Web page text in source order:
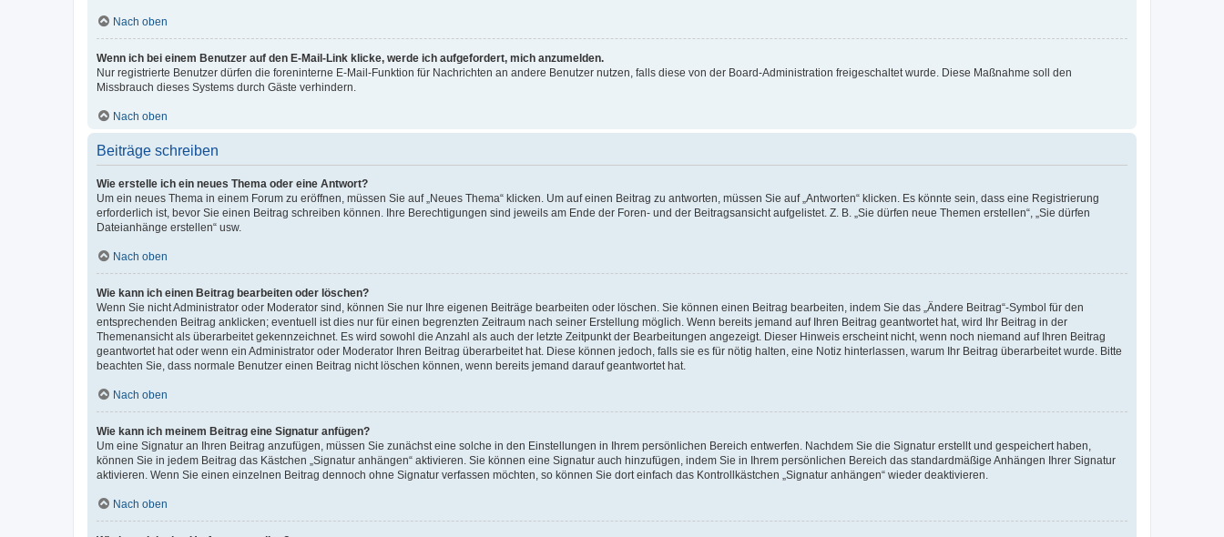
Nach oben
Wenn ich bei einem Benutzer auf den E-Mail-Link klicke, werde ich aufgefordert, mich anzumelden.
Nur registrierte Benutzer dürfen die foreninterne E-Mail-Funktion für Nachrichten an andere Benutzer nutzen, falls diese von der Board-Administration freigeschaltet wurde. Diese Maßnahme soll den
Missbrauch dieses Systems durch Gäste verhindern.
Nach oben
Beiträge schreiben
Wie erstelle ich ein neues Thema oder eine Antwort?
Um ein neues Thema in einem Forum zu eröffnen, müssen Sie auf „Neues Thema“ klicken. Um auf einen Beitrag zu antworten, müssen Sie auf „Antworten“ klicken. Es könnte sein, dass eine Registrierung
erforderlich ist, bevor Sie einen Beitrag schreiben können. Ihre Berechtigungen sind jeweils am Ende der Foren- und der Beitragsansicht aufgelistet. Z. B. „Sie dürfen neue Themen erstellen“, „Sie dürfen
Dateianhänge erstellen“ usw.
Nach oben
Wie kann ich einen Beitrag bearbeiten oder löschen?
Wenn Sie nicht Administrator oder Moderator sind, können Sie nur Ihre eigenen Beiträge bearbeiten oder löschen. Sie können einen Beitrag bearbeiten, indem Sie das „Ändere Beitrag“-Symbol für den
entsprechenden Beitrag anklicken; eventuell ist dies nur für einen begrenzten Zeitraum nach seiner Erstellung möglich. Wenn bereits jemand auf Ihren Beitrag geantwortet hat, wird Ihr Beitrag in der
Themenansicht als überarbeitet gekennzeichnet. Es wird sowohl die Anzahl als auch der letzte Zeitpunkt der Bearbeitungen angezeigt. Dieser Hinweis erscheint nicht, wenn noch niemand auf Ihren Beitrag
geantwortet hat oder wenn ein Administrator oder Moderator Ihren Beitrag überarbeitet hat. Diese können jedoch, falls sie es für nötig halten, eine Notiz hinterlassen, warum Ihr Beitrag überarbeitet wurde. Bitte
beachten Sie, dass normale Benutzer einen Beitrag nicht löschen können, wenn bereits jemand darauf geantwortet hat.
Nach oben
Wie kann ich meinem Beitrag eine Signatur anfügen?
Um eine Signatur an Ihren Beitrag anzufügen, müssen Sie zunächst eine solche in den Einstellungen in Ihrem persönlichen Bereich entwerfen. Nachdem Sie die Signatur erstellt und gespeichert haben,
können Sie in jedem Beitrag das Kästchen „Signatur anhängen“ aktivieren. Sie können eine Signatur auch hinzufügen, indem Sie in Ihrem persönlichen Bereich das standardmäßige Anhängen Ihrer Signatur
aktivieren. Wenn Sie einen einzelnen Beitrag dennoch ohne Signatur verfassen möchten, so können Sie dort einfach das Kontrollkästchen „Signatur anhängen“ wieder deaktivieren.
Nach oben